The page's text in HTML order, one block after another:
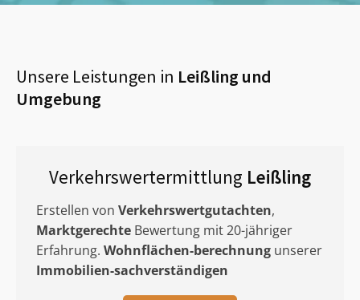
Unsere Leistungen in Leißling und
Umgebung
Verkehrswertermittlung Leißling
Erstellen von Verkehrswertgutachten,
Marktgerechte Bewertung mit 20-jähriger
Erfahrung. Wohnflächen-berechnung unserer
Immobilien-sachverständigen